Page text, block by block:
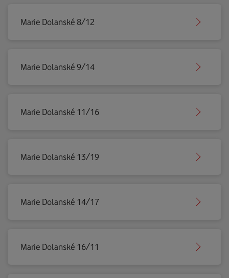
Marie Dolanské 8/12
Marie Dolanské 9/14
Marie Dolanské 11/16
Marie Dolanské 13/19
Marie Dolanské 14/17
Marie Dolanské 16/11